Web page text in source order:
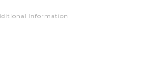
Information